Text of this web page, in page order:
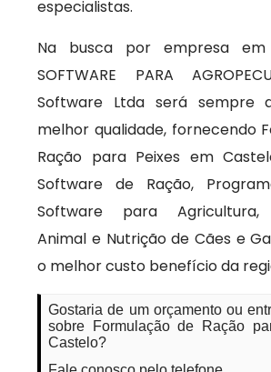
especialistas.
Na busca por empresa em
SOFTWARE PARA
Software Ltda será sempre
melhor qualidade, fornecendo
Ração para Peixes em
Software de Ração,
Software para Agricultura,
Animal e Nutrição de Cães e
o melhor custo benefício da
Gostaria de um orçamento ou
sobre Formulação de Ração
Castelo?